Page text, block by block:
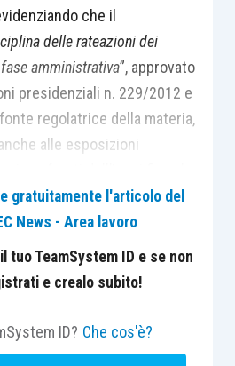
che il
delle rateazioni dei
amministrativa”, approvato
presidenziali n. 229/2012 e
regolatrice della materia,
alle esposizioni
in forma dilazionata,
nel rispetto del
maturate nelle
dall’Inps (ivi inclusa la
gratuitamente l'articolo del
News - Area lavoro
tuo TeamSystem ID e se non
e crealo subito!
ID? Che cos'è?